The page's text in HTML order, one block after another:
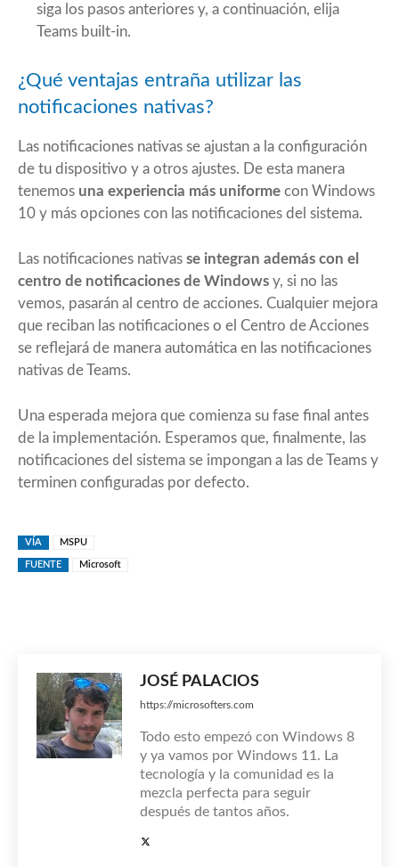
siga los pasos anteriores y, a continuación, elija
Teams built-in.
¿Qué ventajas entraña utilizar las
notificaciones nativas?
Las notificaciones nativas se ajustan a la configuración
de tu dispositivo y a otros ajustes. De esta manera
tenemos una experiencia más uniforme con Windows
10 y más opciones con las notificaciones del sistema.
Las notificaciones nativas se integran además con el
centro de notificaciones de Windows y, si no las
vemos, pasarán al centro de acciones. Cualquier mejora
que reciban las notificaciones o el Centro de Acciones
se reflejará de manera automática en las notificaciones
nativas de Teams.
Una esperada mejora que comienza su fase final antes
de la implementación. Esperamos que, finalmente, las
notificaciones del sistema se impongan a las de Teams y
terminen configuradas por defecto.
VÍA MSPU
FUENTE Microsoft
JOSÉ PALACIOS
https://microsofters.com
Todo esto empezó con Windows 8
y ya vamos por Windows 11. La
tecnología y la comunidad es la
mezcla perfecta para seguir
después de tantos años.